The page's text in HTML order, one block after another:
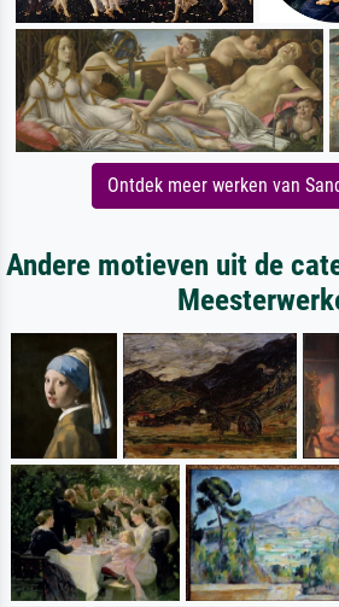
Ontdek meer werken van
Andere motieven uit de